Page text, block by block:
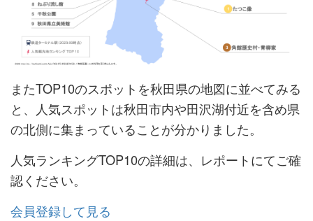
またTOP10のスポットを秋田県の地図に並べてみる
と、人気スポットは秋田市内や田沢湖付近を含め県
の北側に集まっていることが分かりました。
人気ランキングTOP10の詳細は、レポートにてご確
認ください。
会員登録して見る